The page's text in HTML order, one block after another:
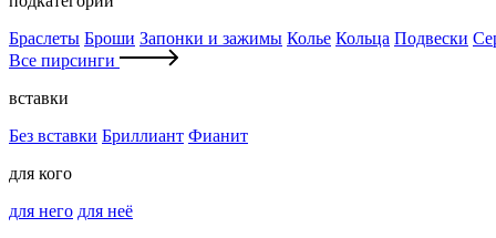
Браслеты Броши Запонки и зажимы Колье Кольца Подвески
Все пирсинги
вставки
Без вставки Бриллиант Фианит
для кого
для него для неё